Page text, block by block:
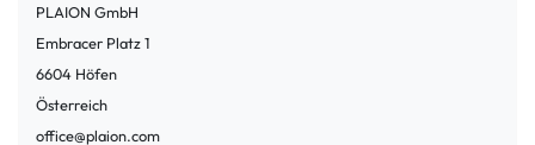
PLAION GmbH
Embracer Platz1
6604 Höfen
Österreich
office@plaion.com